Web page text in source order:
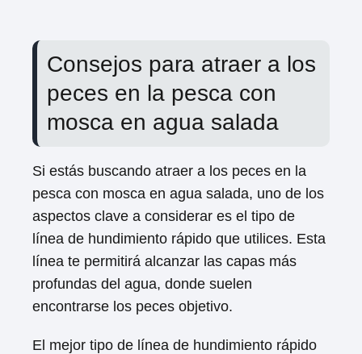
Consejos para atraer a los
peces en la pesca con
mosca en agua salada
Si estás buscando atraer a los peces en la
pesca con mosca en agua salada, uno de los
aspectos clave a considerar es el tipo de
línea de hundimiento rápido que utilices. Esta
línea te permitirá alcanzar las capas más
profundas del agua, donde suelen
encontrarse los peces objetivo.
El mejor tipo de línea de hundimiento rápido